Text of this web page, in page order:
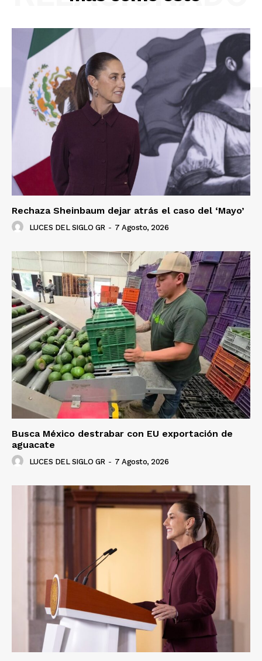
Rechaza Sheinbaum dejar atrás el caso del ‘Mayo’
LUCES DEL SIGLO GR - 7 Agosto, 2026
Busca México destrabar con EU exportación de
aguacate
LUCES DEL SIGLO GR - 7 Agosto, 2026